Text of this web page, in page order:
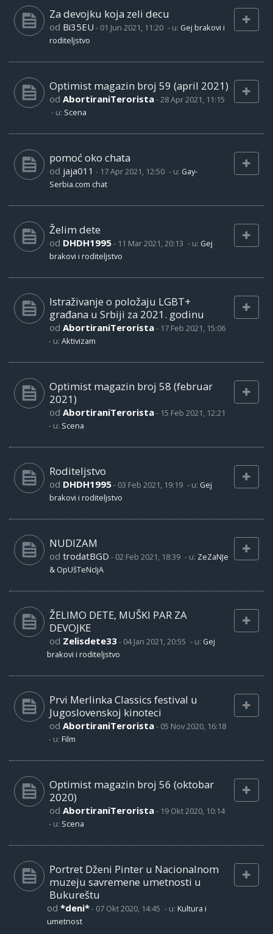
Za devojku koja zeli decu
od Bi35EU - 01 Jun 2021, 11:20 - u: Gej brakovi i
roditeljstvo
Optimist magazin broj 59 (april 2021)
od AbortiraniTerorista-28 Apr 2021, 11:15
- u: Scena
pomoć oko chata
od jaja011 - 17 Apr 2021, 12:50 - u: Gay-
Serbia.com chat
Želim dete
od DHDH1995- 11 Mar 2021, 20:13 - u: Gej
brakovi i roditeljstvo
Istraživanje o položaju LGBT+
građana u Srbiji za 2021. godinu
od AbortiraniTerorista- 17 Feb 2021, 15:06
- u: Aktivizam
Optimist magazin broj 58 (februar
2021)
od AbortiraniTerorista- 15 Feb 2021, 12:21
- u: Scena
Roditeljstvo
od DHDH1995- 03 Feb 2021, 19:19 - u: Gej
brakovi i roditeljstvo
NUDIZAM
od trodatBGD - 02 Feb 2021, 18:39 - u: ZeZaNJe
& OpUšTeNcIjA
ŽELIMO DETE, MUŠKI PAR ZA
DEVOJKE
od Zelisdete33- 04 Jan 2021, 20:55 - u: Gej
brakovi i roditeljstvo
Prvi Merlinka Classics festival u
Jugoslovenskoj kinoteci
od AbortiraniTerorista- 05 Nov 2020, 16:18
- u: Film
Optimist magazin broj 56 (oktobar
2020)
od AbortiraniTerorista- 19 Okt 2020, 10:14
- u: Scena
Portret Dženi Pinter u Nacionalnom
muzeju savremene umetnosti u
Bukureštu
od *deni*- 07 Okt 2020, 14:45 - u: Kultura i
umetnost